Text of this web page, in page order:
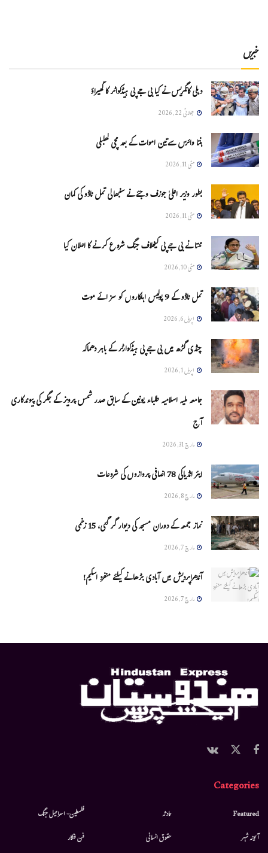
خبریں
دہلی کانگریس نے کیا بی جے پی ہیڈکواٹر کا گھیراؤ
جولائی 22, 2026
ہنتا وائرس سےتین اموات کے بعد مچی کھلبلی
مئی 11, 2026
بطور وزیر اعلیٰ جوزف وجئے نے سنبھالی تمل ناڈو کی کمان
مئی 11, 2026
ممتا نے بی جے پی کیخلاف جنگ شروع کرنے کا اعلان کیا
مئی 10, 2026
تمل ناڈو کے 9 پولیس اہلکاروں کو سزائے موت
اپریل 6, 2026
چنڈی گڑھ میں بی جے پی ہیڈکوارٹر کے باہر دھماکہ
اپریل 1, 2026
جامعہ ملیہ اسلامیہ طلباء یونین کے سابق صدر شمس پرویز کے جگر کی پیوندکاری
آج
مارچ 31, 2026
ایئر انڈیاکی 78 اضافی پروازوں کی شروعات
مارچ 8, 2026
نماز جمعہ کے دوران مسجد کی دیوار گر گئی، 15 زخمی
مارچ 7, 2026
آندھراپردیش میں آبادی بڑھانے کیلئے منفرد اسکیم!
مارچ 7, 2026
Categories
Featured
آئینہ شہر
حادثہ
حقوق انسانی
فلسطین- اسرائیل جنگ
فن فنکار